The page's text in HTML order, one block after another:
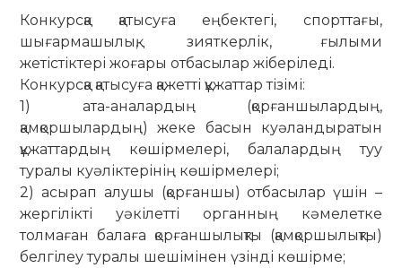
Конкурсқа қатысуға еңбектегі, спорттағы,
шығармашылық, зияткерлік, ғылыми
жетістіктері жоғары отбасылар жіберіледі.
Конкурсқа қатысуға қажетті құжаттар тізімі:
1) ата-аналардың (қорғаншылардың,
қамқоршылардың) жеке басын куәландыратын
құжаттардың көшірмелері, балалардың туу
туралы куәліктерінің көшірмелері;
2) асырап алушы (қорғаншы) отбасылар үшін –
жергілікті уәкілетті органның кәмелетке
толмаған балаға қорғаншылықты (қамқоршылықты)
белгілеу туралы шешімінен үзінді көшірме;